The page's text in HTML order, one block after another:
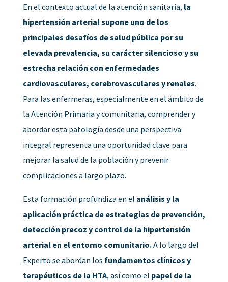
En el contexto actual de la atención sanitaria, la
hipertensión arterial supone uno de los
principales desafíos de salud pública por su
elevada prevalencia, su carácter silencioso y su
estrecha relación con enfermedades
cardiovasculares, cerebrovasculares y renales.
Para las enfermeras, especialmente en el ámbito de
la Atención Primaria y comunitaria, comprender y
abordar esta patología desde una perspectiva
integral representa una oportunidad clave para
mejorar la salud de la población y prevenir
complicaciones a largo plazo.
Esta formación profundiza en el análisis y la
aplicación práctica de estrategias de prevención,
detección precoz y control de la hipertensión
arterial en el entorno comunitario.A lo largo del
Experto se abordan los fundamentos clínicos y
terapéuticos de la HTA, así como el papel de la